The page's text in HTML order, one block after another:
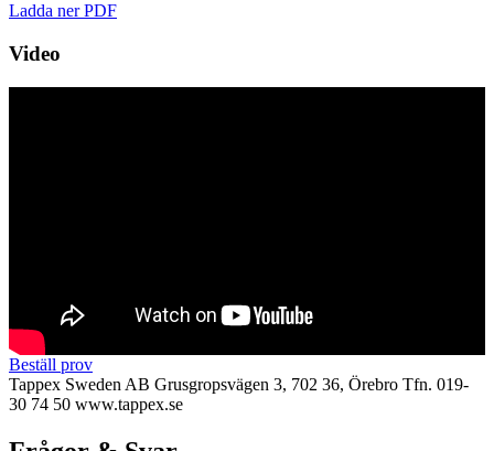
Ladda ner PDF
Video
Beställ prov
Tappex Sweden AB Grusgropsvägen 3, 702 36, Örebro Tfn. 019-
30 74 50 www.tappex.se